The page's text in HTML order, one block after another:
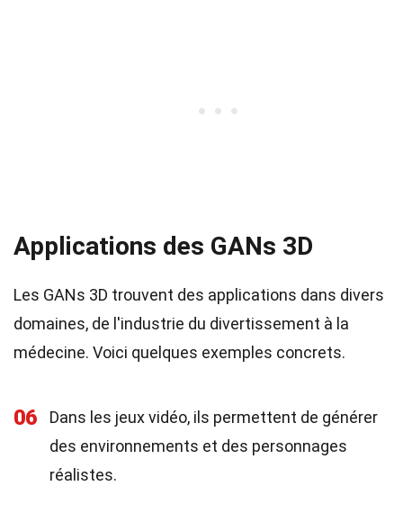
Applications des GANs 3D
Les GANs 3D trouvent des applications dans divers
domaines, de l'industrie du divertissement à la
médecine. Voici quelques exemples concrets.
06
Dans les jeux vidéo, ils permettent de générer
des environnements et des personnages
réalistes.